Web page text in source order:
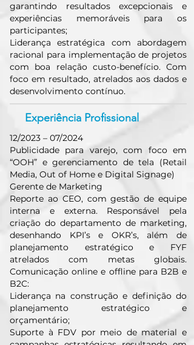
garantindo resultados excepcionais e
experiências memoráveis para os
participantes;
Liderança estratégica com abordagem
racional para implementação de projetos
com boa relação custo-benefício. Com
foco em resultado, atrelados aos dados e
desenvolvimento contínuo.
Experiência Profissional
12/2023 – 07/2024
Publicidade para varejo, com foco em
“OOH” e gerenciamento de tela (Retail
Media, Out of Home e Digital Signage)
Gerente de Marketing
Reporte ao CEO, com gestão de equipe
interna e externa. Responsável pela
criação do departamento de marketing,
desenhando KPI’s e OKR’s, além de
planejamento estratégico e FYF
atrelados com metas globais.
Comunicação online e offline para B2B e
B2C:
Liderança na construção e definição do
planejamento estratégico e
orçamentário;
Suporte à FDV por meio de material e